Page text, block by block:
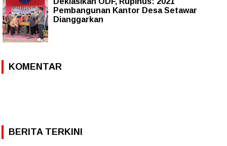
Pembangunan Kantor Desa Setawar
Dianggarkan
KOMENTAR
BERITA TERKINI